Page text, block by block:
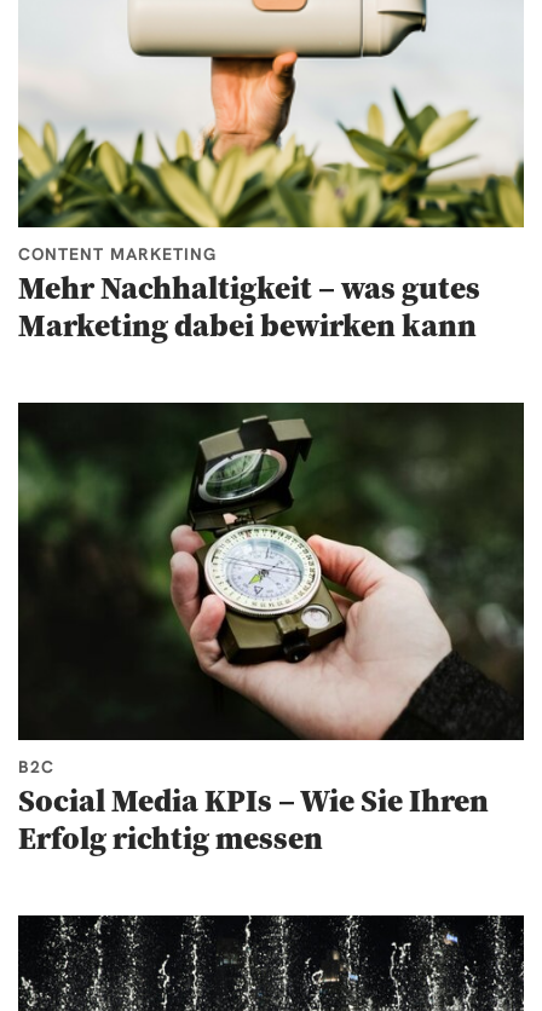
CONTENT MARKETING
Mehr Nachhaltigkeit – was gutes
Marketing dabei bewirken kann
B2C
Social Media KPIs – Wie Sie Ihren
Erfolg richtig messen